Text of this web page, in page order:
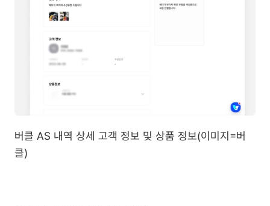
버클 AS 내역 상세 고객 정보 및 상품 정보(이미지=버
클)